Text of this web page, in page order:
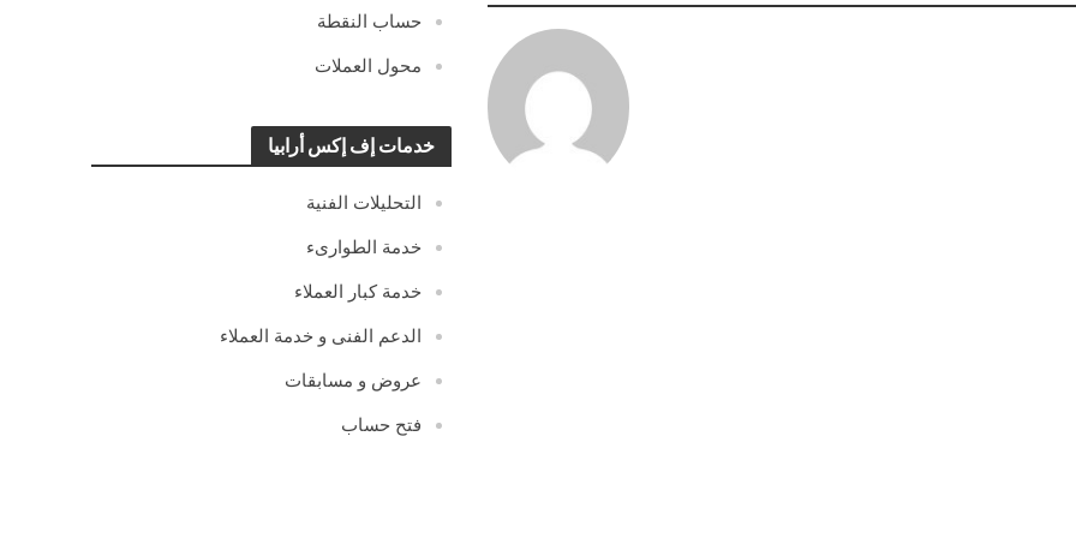
حساب النقطة
محول العملات
خدمات إف إكس أرابيا
التحليلات الفنية
خدمة الطوارىء
خدمة كبار العملاء
الدعم الفنى و خدمة العملاء
عروض و مسابقات
فتح حساب